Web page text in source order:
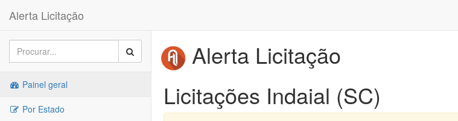
Alerta Licitação
Painel geral
Por Estado
Alerta Licitação
Licitações Indaial (SC)